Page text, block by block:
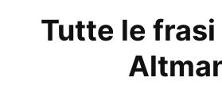
Tutte le frasi